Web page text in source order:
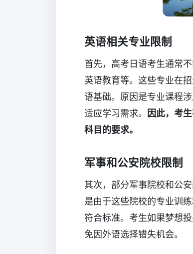
英语相关专业限制
首先，高考日语考生通常
英语教育等。这些专业在
语基础。原因是专业课程
适应学习需求。
因此，考
科目的要求。
军事和公安院校限制
其次，部分军事院校和公
是由于这些院校的专业训
符合标准。考生如果梦想
免因外语选择错失机会。